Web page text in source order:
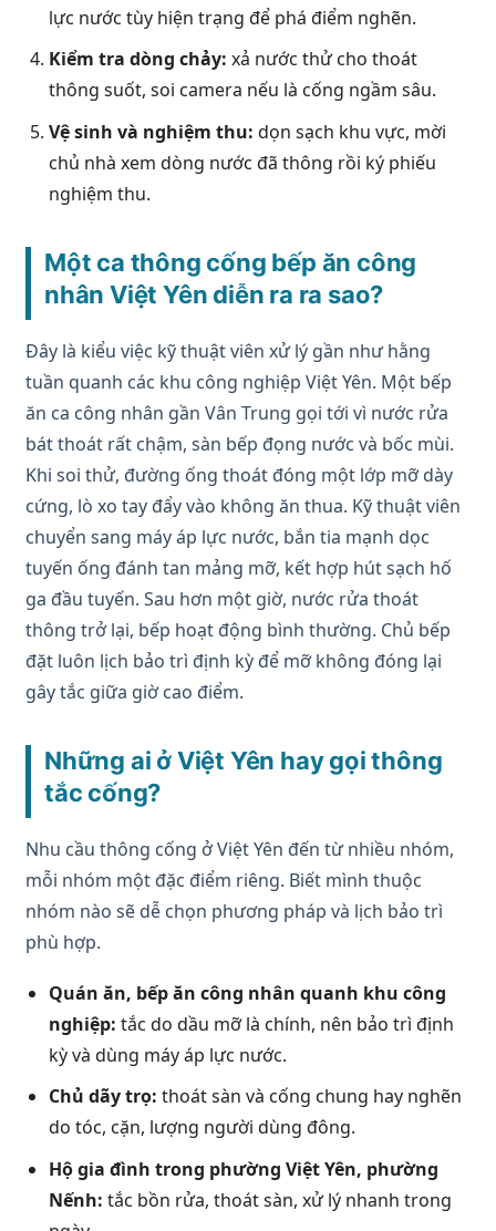
lực nước tùy hiện trạng để phá điểm nghẽn.
Kiểm tra dòng chảy: xả nước thử cho thoát
thông suốt, soi camera nếu là cống ngầm sâu.
Vệ sinh và nghiệm thu: dọn sạch khu vực, mời
chủ nhà xem dòng nước đã thông rồi ký phiếu
nghiệm thu.
Một ca thông cống bếp ăn công
nhân Việt Yên diễn ra ra sao?
Đây là kiểu việc kỹ thuật viên xử lý gần như hằng
tuần quanh các khu công nghiệp Việt Yên. Một bếp
ăn ca công nhân gần Vân Trung gọi tới vì nước rửa
bát thoát rất chậm, sàn bếp đọng nước và bốc mùi.
Khi soi thử, đường ống thoát đóng một lớp mỡ dày
cứng, lò xo tay đẩy vào không ăn thua. Kỹ thuật viên
chuyển sang máy áp lực nước, bắn tia mạnh dọc
tuyến ống đánh tan mảng mỡ, kết hợp hút sạch hố
ga đầu tuyến. Sau hơn một giờ, nước rửa thoát
thông trở lại, bếp hoạt động bình thường. Chủ bếp
đặt luôn lịch bảo trì định kỳ để mỡ không đóng lại
gây tắc giữa giờ cao điểm.
Những ai ở Việt Yên hay gọi thông
tắc cống?
Nhu cầu thông cống ở Việt Yên đến từ nhiều nhóm,
mỗi nhóm một đặc điểm riêng. Biết mình thuộc
nhóm nào sẽ dễ chọn phương pháp và lịch bảo trì
phù hợp.
Quán ăn, bếp ăn công nhân quanh khu công
nghiệp: tắc do dầu mỡ là chính, nên bảo trì định
kỳ và dùng máy áp lực nước.
Chủ dãy trọ: thoát sàn và cống chung hay nghẽn
do tóc, cặn, lượng người dùng đông.
Hộ gia đình trong phường Việt Yên, phường
Nếnh: tắc bồn rửa, thoát sàn, xử lý nhanh trong